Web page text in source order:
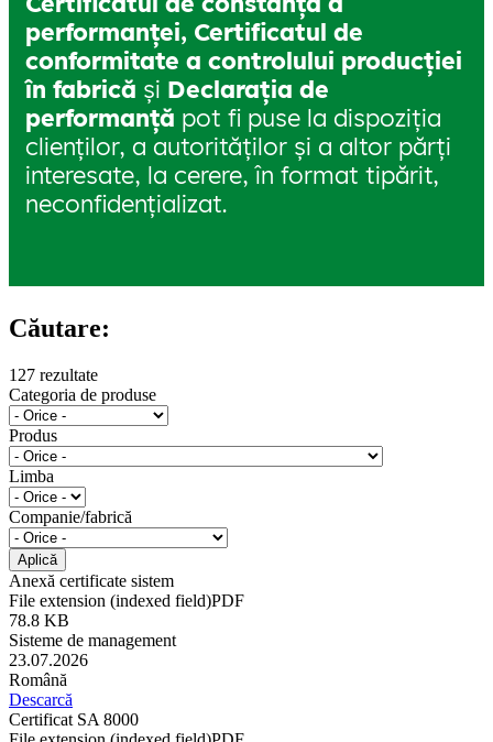
performanței, Certificatul de
conformitate a controlului producției
în fabrică și Declarația de
performanță pot fi puse la dispoziția
clienților, a autorităților și a altor părți
interesate, la cerere, în format tipărit,
neconfidențializat.
Căutare:
127 rezultate
Categoria de produse
Produs
Limba
Companie/fabrică
Anexă certificate sistem
File extension (indexed field)PDF
78.8 KB
Sisteme de management
23.07.2026
Română
Descarcă
Certificat SA 8000